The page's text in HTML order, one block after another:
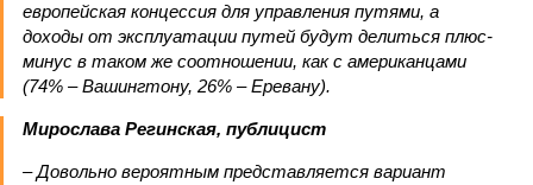
европейская концессия для управления путями, а
доходы от эксплуатации путей будут делиться плюс-
минус в таком же соотношении, как с американцами
(74% – Вашингтону, 26% – Еревану).
Мирослава Регинская, публицист
– Довольно вероятным представляется вариант